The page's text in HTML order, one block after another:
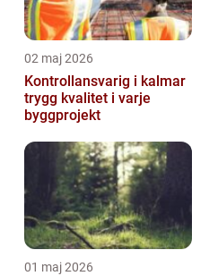
02 maj 2026
Kontrollansvarig i kalmar
trygg kvalitet i varje
byggprojekt
01 maj 2026